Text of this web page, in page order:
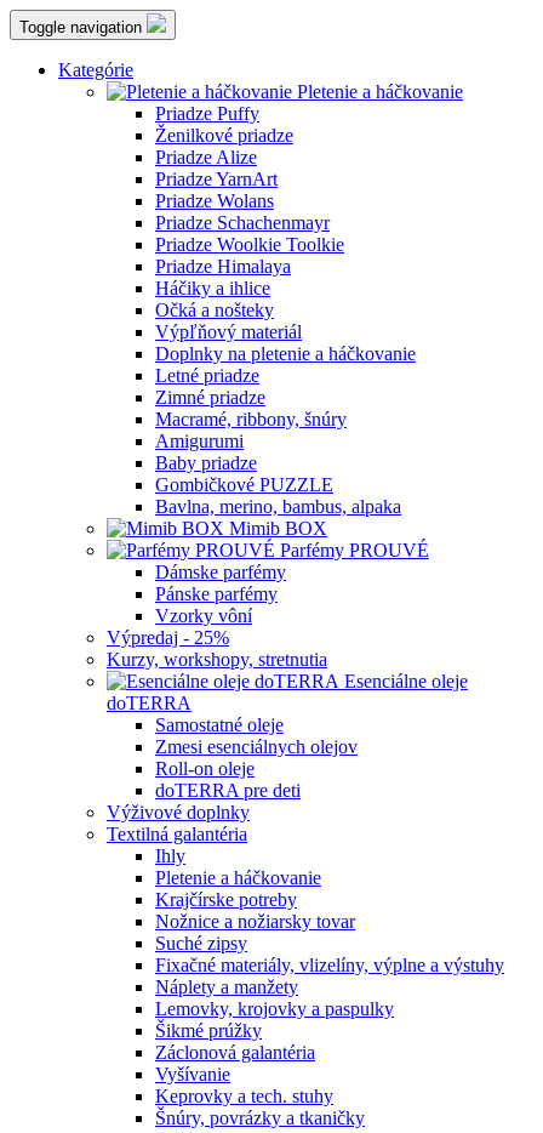
Toggle navigation
Kategórie
Pletenie a háčkovanie
Priadze Puffy
Ženilkové priadze
Priadze Alize
Priadze YarnArt
Priadze Wolans
Priadze Schachenmayr
Priadze Woolkie Toolkie
Priadze Himalaya
Háčiky a ihlice
Očká a nošteky
Výpľňový materiál
Doplnky na pletenie a háčkovanie
Letné priadze
Zimné priadze
Macramé, ribbony, šnúry
Amigurumi
Baby priadze
Gombičkové PUZZLE
Bavlna, merino, bambus, alpaka
Mimib BOX
Parfémy PROUVÉ
Dámske parfémy
Pánske parfémy
Vzorky vôní
Výpredaj - 25%
Kurzy, workshopy, stretnutia
Esenciálne oleje
doTERRA
Samostatné oleje
Zmesi esenciálnych olejov
Roll-on oleje
doTERRA pre deti
Výživové doplnky
Textilná galantéria
Ihly
Pletenie a háčkovanie
Krajčírske potreby
Nožnice a nožiarsky tovar
Suché zipsy
Fixačné materiály, vlizelíny, výplne a výstuhy
Náplety a manžety
Lemovky, krojovky a paspulky
Šikmé prúžky
Záclonová galantéria
Vyšívanie
Keprovky a tech. stuhy
Šnúry, povrázky a tkaničky